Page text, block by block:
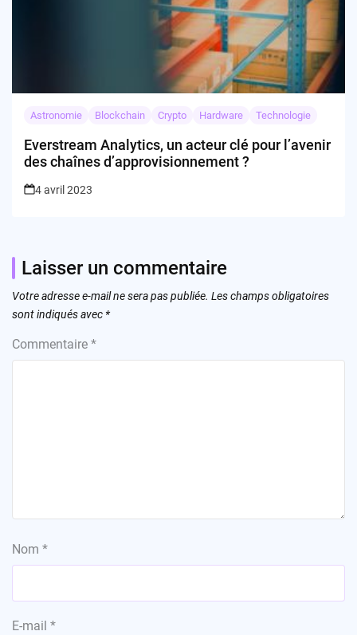
Astronomie Blockchain Crypto Hardware Technologie
Everstream Analytics, un acteur clé pour l’avenir
des chaînes d’approvisionnement ?
4 avril 2023
Laisser un commentaire
Votre adresse e-mail ne sera pas publiée. Les champs obligatoires
sont indiqués avec *
Commentaire *
Nom *
E-mail *